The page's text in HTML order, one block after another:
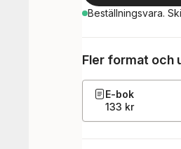
Beställningsvara.
Fler format och
E-bok
133 kr